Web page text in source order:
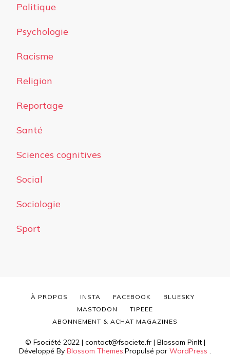
Politique
Psychologie
Racisme
Religion
Reportage
Santé
Sciences cognitives
Social
Sociologie
Sport
© Fsociété 2022 | contact@fsociete.fr | Blossom PinIt |
Développé By Blossom Themes.Propulsé par WordPress .
À PROPOS INSTA FACEBOOK
BLUESKY
MASTODON
TIPEEE
ABONNEMENT & ACHAT MAGAZINES